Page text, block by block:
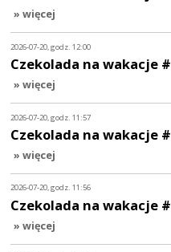
» więcej
2026-07-20, godz. 12:00
Czekolada na wakacje
» więcej
2026-07-20, godz. 11:57
Czekolada na wakacje
» więcej
2026-07-20, godz. 11:56
Czekolada na wakacje
» więcej